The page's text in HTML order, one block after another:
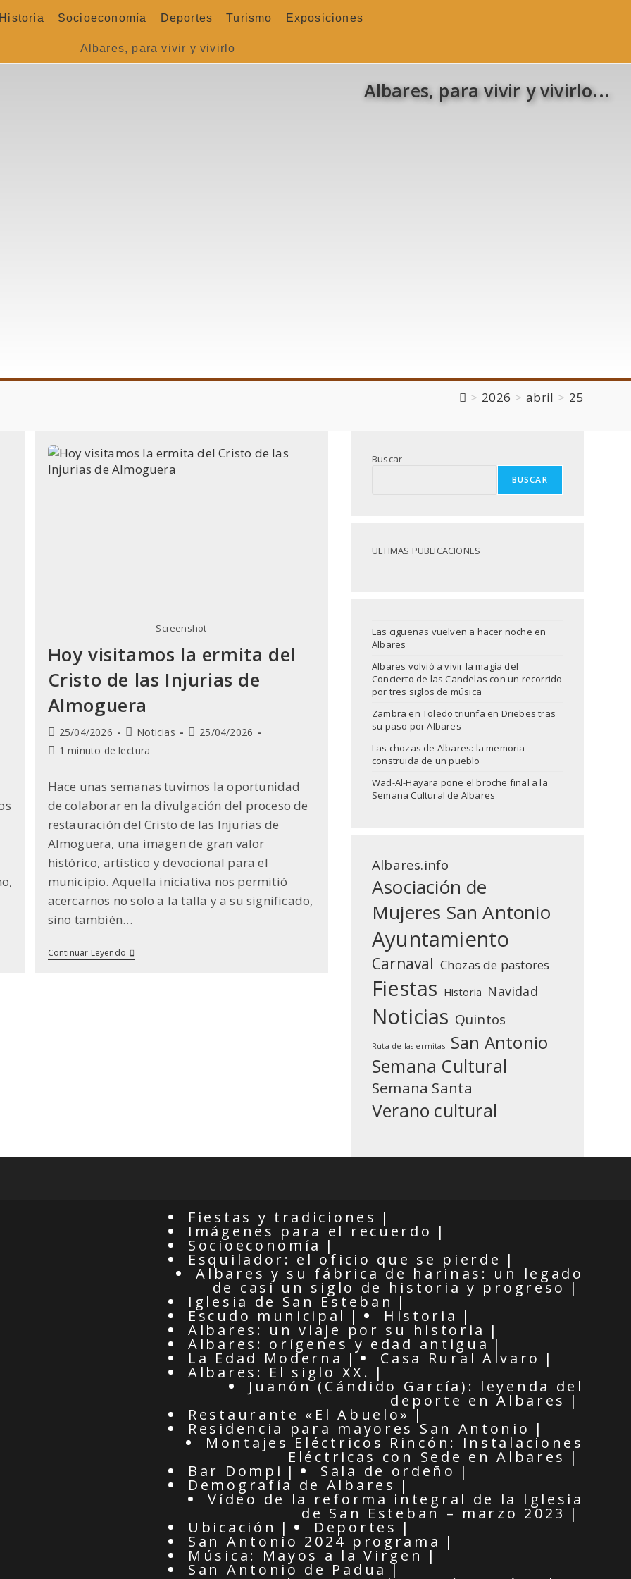
Historia Socioeconomía Deportes Turismo Exposiciones
Albares, para vivir y vivirlo
Albares, para vivir y vivirlo...
> 2026 > abril > 25
Buscar
BUSCAR
ULTIMAS PUBLICACIONES
Las cigüeñas vuelven a hacer noche en
Albares
Albares volvió a vivir la magia del
Concierto de las Candelas con un recorrido
por tres siglos de música
Zambra en Toledo triunfa en Driebes tras
su paso por Albares
Las chozas de Albares: la memoria
construida de un pueblo
Wad-Al-Hayara pone el broche final a la
Semana Cultural de Albares
Albares.info
Asociación de
Mujeres San Antonio
Ayuntamiento
Carnaval Chozas de pastores
Fiestas Historia Navidad
Noticias Quintos
Ruta de las ermitas San Antonio
Semana Cultural
Semana Santa
Verano cultural
Screenshot
Hoy visitamos la ermita del
Cristo de las Injurias de
Almoguera
Publicación
de
25/04/2026
Categoría
de
Noticias
Última
entrada:
25/04/2026
Tiempo
lectura:
1 minuto de lectura
Hace unas semanas tuvimos la oportunidad
de colaborar en la divulgación del proceso de
restauración del Cristo de las Injurias de
Almoguera, una imagen de gran valor
histórico, artístico y devocional para el
municipio. Aquella iniciativa nos permitió
acercarnos no solo a la talla y a su significado,
sino también…
Continuar LeyendoHoy
Visitamos
Fiestas y tradiciones
Imágenes para el recuerdo
Socioeconomía
Esquilador: el oficio que se pierde
Albares y su fábrica de harinas: un legado
de casi un siglo de historia y progreso
Iglesia de San Esteban
Escudo municipal Historia
Albares: un viaje por su historia
Albares: orígenes y edad antigua
La Edad Moderna Casa Rural Alvaro
Albares: El siglo XX.
Juanón (Cándido García): leyenda del
deporte en Albares
Restaurante «El Abuelo»
Residencia para mayores San Antonio
Montajes Eléctricos Rincón: Instalaciones
Eléctricas con Sede en Albares
Bar Dompi Sala de ordeño
Demografía de Albares
Vídeo de la reforma integral de la Iglesia
de San Esteban – marzo 2023
Ubicación Deportes
San Antonio 2024 programa
Música: Mayos a la Virgen
San Antonio de Padua